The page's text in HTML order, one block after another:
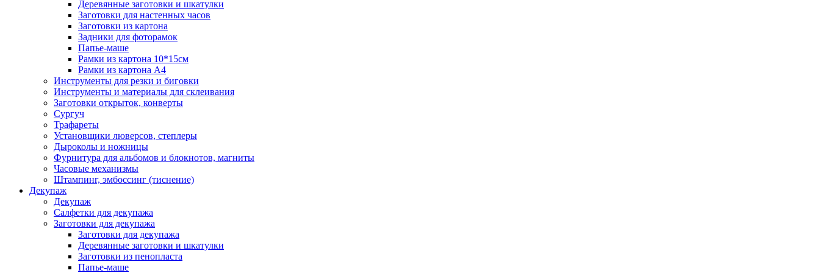
Деревянные заготовки и шкатулки
Заготовки для настенных часов
Заготовки из картона
Задники для фоторамок
Папье-маше
Рамки из картона 10*15см
Рамки из картона А4
Инструменты для резки и биговки
Инструменты и материалы для склеивания
Заготовки открыток, конверты
Сургуч
Трафареты
Установщики люверсов, степлеры
Дыроколы и ножницы
Фурнитура для альбомов и блокнотов, магниты
Часовые механизмы
Штампинг, эмбоссинг (тиснение)
Декупаж
Декупаж
Салфетки для декупажа
Заготовки для декупажа
Заготовки для декупажа
Деревянные заготовки и шкатулки
Заготовки из пенопласта
Папье-маше